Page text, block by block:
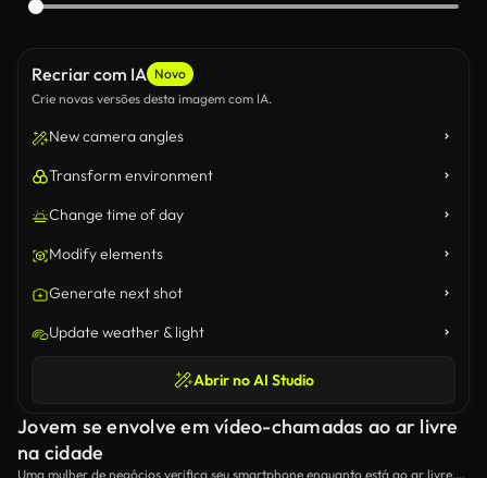
Recriar com IA Novo
Crie novas versões desta imagem com IA.
New camera angles
Transform environment
Change time of day
Modify elements
Generate next shot
Update weather & light
Abrir no AI Studio
Jovem se envolve em vídeo-chamadas ao ar livre
na cidade
Uma mulher de negócios verifica seu smartphone enquanto está ao ar livre,